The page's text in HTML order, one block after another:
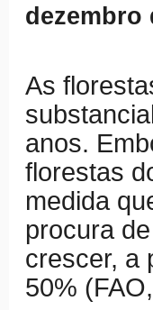
dezembro
As
anos.
florestas
medida
procura
crescer, a
50%